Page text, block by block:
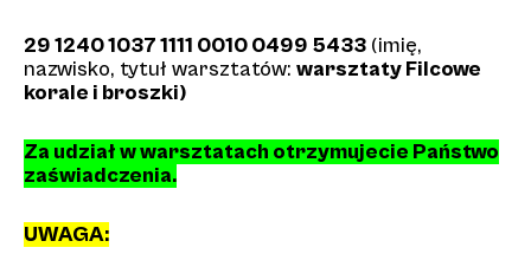
29 1240 1037 1111 0010 0499 5433 (imię,
nazwisko, tytuł warsztatów: warsztaty Filcowe
korale i broszki)
Za udział w warsztatach otrzymujecie Państwo
zaświadczenia.
UWAGA: